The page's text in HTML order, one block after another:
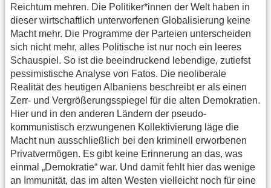
Reichtum mehren. Die Politiker*innen der Welt haben in
dieser wirtschaftlich unterworfenen Globalisierung keine
Macht mehr. Die Programme der Parteien unterscheiden
sich nicht mehr, alles Politische ist nur noch ein leeres
Schauspiel. So ist die beeindruckend lebendige, zutiefst
pessimistische Analyse von Fatos. Die neoliberale
Realität des heutigen Albaniens beschreibt er als einen
Zerr- und Vergrößerungsspiegel für die alten Demokratien.
Hier und in den anderen Ländern der pseudo-
kommunistisch erzwungenen Kollektivierung läge die
Macht nun ausschließlich bei den kriminell erworbenen
Privatvermögen. Es gibt keine Erinnerung an das, was
einmal „Demokratie“ war. Und damit fehlt hier das wenige
an Immunität, das im alten Westen vielleicht noch für eine